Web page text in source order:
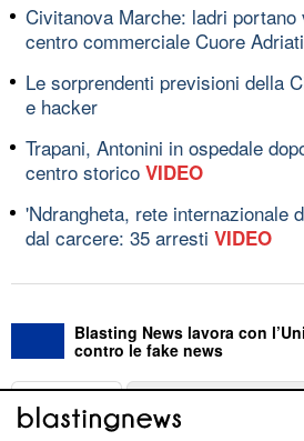
Civitanova Marche: ladri portano
centro commerciale Cuore
Le sorprendenti previsioni della
e hacker
Trapani, Antonini in ospedale
centro storico VIDEO
'Ndrangheta, rete internazionale
dal carcere: 35 arresti VIDEO
Blasting News lavora con
contro le fake news
ABOUT